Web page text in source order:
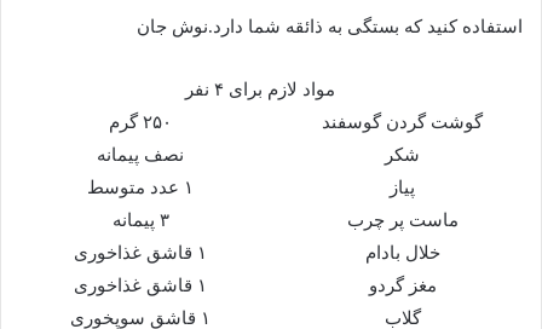
استفاده کنید که بستگی به ذائقه شما دارد.نوش جان
مواد لازم برای ۴ نفر
گوشت گردن گوسفند
۲۵۰ گرم
شکر
نصف پیمانه
پیاز
۱ عدد متوسط
ماست پر چرب
۳ پیمانه
خلال بادام
۱ قاشق غذاخوری
مغز گردو
۱ قاشق غذاخوری
گلاب
۱ قاشق سوپخوری